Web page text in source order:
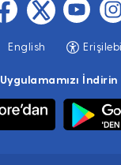
English
Uygulamamızı İndirin